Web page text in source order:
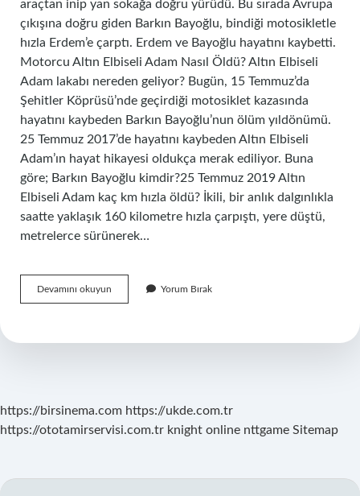
araçtan inip yan sokağa doğru yürüdü. Bu sırada Avrupa
çıkışına doğru giden Barkın Bayoğlu, bindiği motosikletle
hızla Erdem’e çarptı. Erdem ve Bayoğlu hayatını kaybetti.
Motorcu Altın Elbiseli Adam Nasıl Öldü? Altın Elbiseli
Adam lakabı nereden geliyor? Bugün, 15 Temmuz’da
Şehitler Köprüsü’nde geçirdiği motosiklet kazasında
hayatını kaybeden Barkın Bayoğlu’nun ölüm yıldönümü.
25 Temmuz 2017’de hayatını kaybeden Altın Elbiseli
Adam’ın hayat hikayesi oldukça merak ediliyor. Buna
göre; Barkın Bayoğlu kimdir?25 Temmuz 2019 Altın
Elbiseli Adam kaç km hızla öldü? İkili, bir anlık dalgınlıkla
saatte yaklaşık 160 kilometre hızla çarpıştı, yere düştü,
metrelerce sürünerek…
Devamını okuyun
Elbiseli
Vefat
Yorum Bırak
https://birsinema.com https://ukde.com.tr
https://ototamirservisi.com.tr knight online nttgame Sitemap